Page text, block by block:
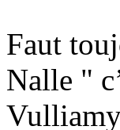
Faut
Nalle "